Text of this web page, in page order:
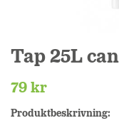
Tap 25L can
79 kr
Produktbeskrivning: